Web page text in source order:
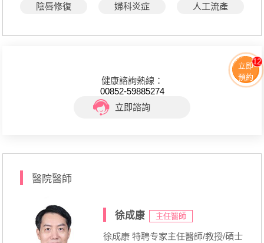
陰唇修復 婦科炎症 人工流產
健康諮詢熱線：
00852-59885274
立即諮詢
醫院醫師
徐成康 主任醫師
徐成康 特聘专家主任醫師/教授/碩士
立即
預約
12